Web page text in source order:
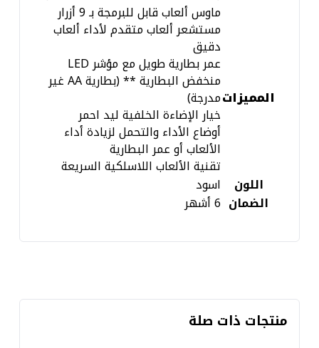
المميزات
ماوس ألعاب قابل للبرمجة بـ 9 أزرار
مستشعر ألعاب متقدم لأداء ألعاب
دقيق
عمر بطارية طويل مع مؤشر LED
منخفض البطارية ** (بطارية AA غير
مدرجة)
خيار الإضاءة الخلفية ليد احمر
أوضاع الأداء والتحمل لزيادة أداء
الألعاب أو عمر البطارية
تقنية الألعاب اللاسلكية السريعة
اللون
اسود
الضمان 6 أشهر
منتجات ذات صلة